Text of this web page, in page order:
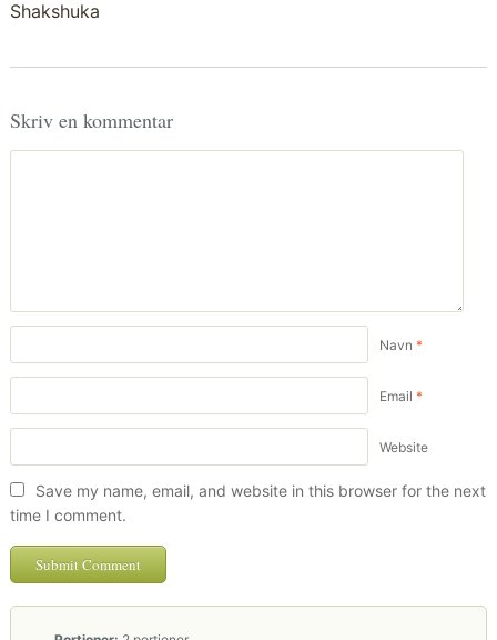
Shakshuka
Skriv en kommentar
Navn *
Email *
Website
Save my name, email, and website in this browser for the next
time I comment.